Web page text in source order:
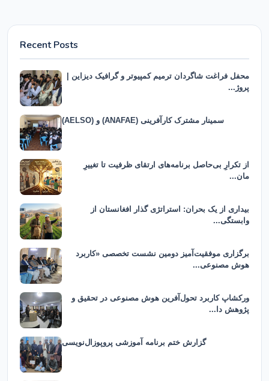
Recent Posts
محفل فراغت شاگردان ترمیم کمپیوتر و گرافیک دیزاین |
پروژ...
سمینار مشترک کارآفرینی (ANAFAE) و (AELSO)
از تکرارِ بی‌حاصل برنامه‌های ارتقای ظرفیت تا تغییرِ
مان...
بیداری از یک بحران: استراتژی گذار افغانستان از
وابستگی...
برگزاری موفقیت‌آمیز دومین نشست تخصصی «کاربرد
هوش مصنوعی...
ورکشاپ کاربرد تحول‌آفرین هوش مصنوعی در تحقیق و
پژوهش دا...
گزارش ختم برنامه آموزشی پروپوزال‌نویسی